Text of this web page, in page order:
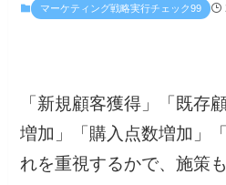
マーケティング戦略実行チェック99
「新規顧客獲得」「既存
増加」「購入点数増加」
れを重視するかで、施策